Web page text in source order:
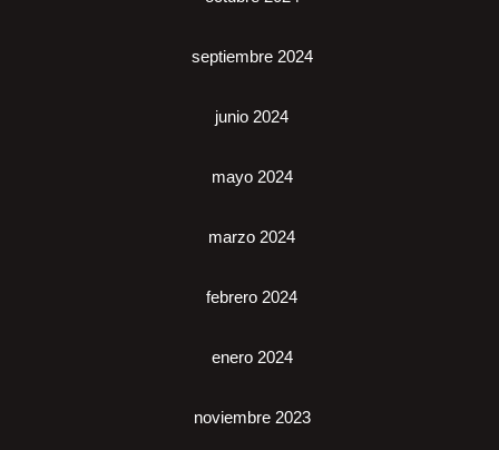
septiembre 2024
junio 2024
mayo 2024
marzo 2024
febrero 2024
enero 2024
noviembre 2023